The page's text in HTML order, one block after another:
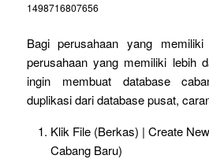
1498716807656
Bagi perusahaan yang
perusahaan yang memiliki lebih
ingin membuat database
duplikasi dari database pusat,
Klik File (Berkas) | Create
Cabang Baru)